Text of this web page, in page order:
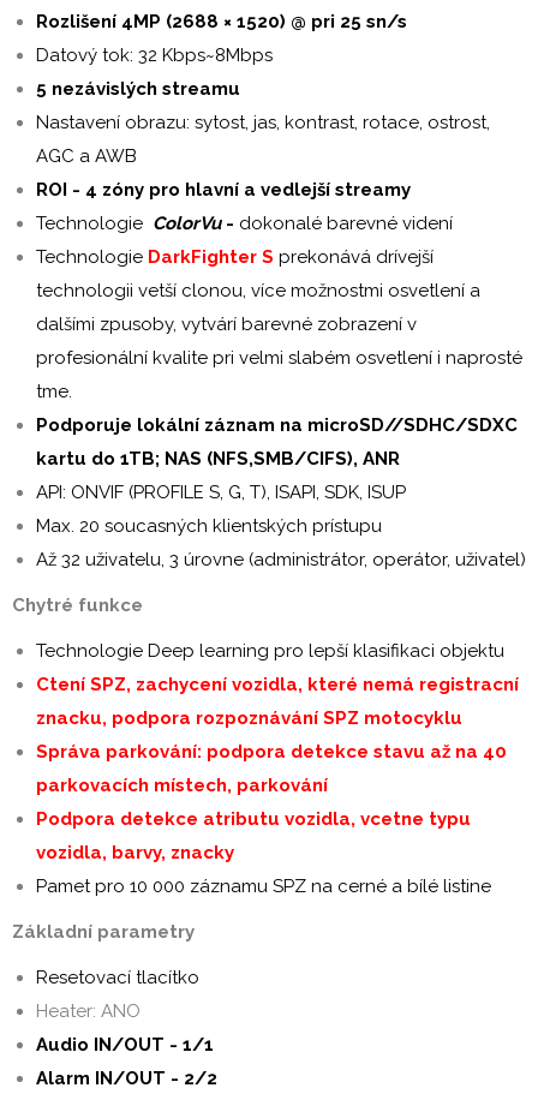
Rozlišení 4MP (2688 × 1520) @ pri 25 sn/s
Datový tok: 32 Kbps~8Mbps
5 nezávislých streamu
Nastavení obrazu: sytost, jas, kontrast, rotace, ostrost,
AGC a AWB
ROI - 4 zóny pro hlavní a vedlejší streamy
Technologie ColorVu - dokonalé barevné videní
Technologie DarkFighter S prekonává drívejší
technologii vetší clonou, více možnostmi osvetlení a
dalšími zpusoby, vytvárí barevné zobrazení v
profesionální kvalite pri velmi slabém osvetlení i naprosté
tme.
Podporuje lokální záznam na microSD//SDHC/SDXC
kartu do 1TB; NAS (NFS,SMB/CIFS), ANR
API: ONVIF (PROFILE S, G, T), ISAPI, SDK, ISUP
Max. 20 soucasných klientských prístupu
Až 32 uživatelu, 3 úrovne (administrátor, operátor, uživatel)
Chytré funkce
Technologie Deep learning pro lepší klasifikaci objektu
Ctení SPZ, zachycení vozidla, které nemá registracní
znacku, podpora rozpoznávání SPZ motocyklu
Správa parkování: podpora detekce stavu až na 40
parkovacích místech, parkování
Podpora detekce atributu vozidla, vcetne typu
vozidla, barvy, znacky
Pamet pro 10 000 záznamu SPZ na cerné a bílé listine
Základní parametry
Resetovací tlacítko
Heater: ANO
Audio IN/OUT - 1/1
Alarm IN/OUT - 2/2